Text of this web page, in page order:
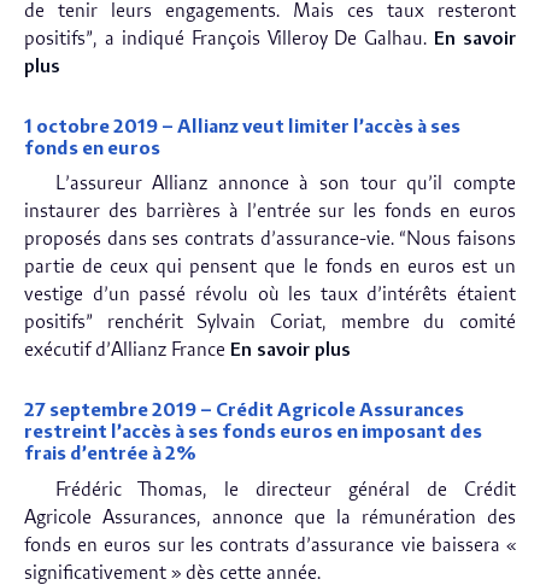
de tenir leurs engagements. Mais ces taux resteront
positifs”, a indiqué François Villeroy De Galhau. En savoir
plus
1 octobre 2019 – Allianz veut limiter l’accès à ses
fonds en euros
L’assureur Allianz annonce à son tour qu’il compte
instaurer des barrières à l’entrée sur les fonds en euros
proposés dans ses contrats d’assurance-vie. “Nous faisons
partie de ceux qui pensent que le fonds en euros est un
vestige d’un passé révolu où les taux d’intérêts étaient
positifs” renchérit Sylvain Coriat, membre du comité
exécutif d’Allianz France En savoir plus
27 septembre 2019 – Crédit Agricole Assurances
restreint l’accès à ses fonds euros en imposant des
frais d’entrée à 2%
Frédéric Thomas, le directeur général de Crédit
Agricole Assurances, annonce que la rémunération des
fonds en euros sur les contrats d’assurance vie baissera «
significativement » dès cette année.